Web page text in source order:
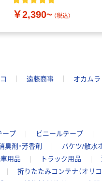
￥2,390~ （税込）
遠藤商事 オカムラ
ープ ビニールテープ
臭剤・芳香剤 バケツ/散水
用品 トラック用品
折りたたみコンテナ（オリコ